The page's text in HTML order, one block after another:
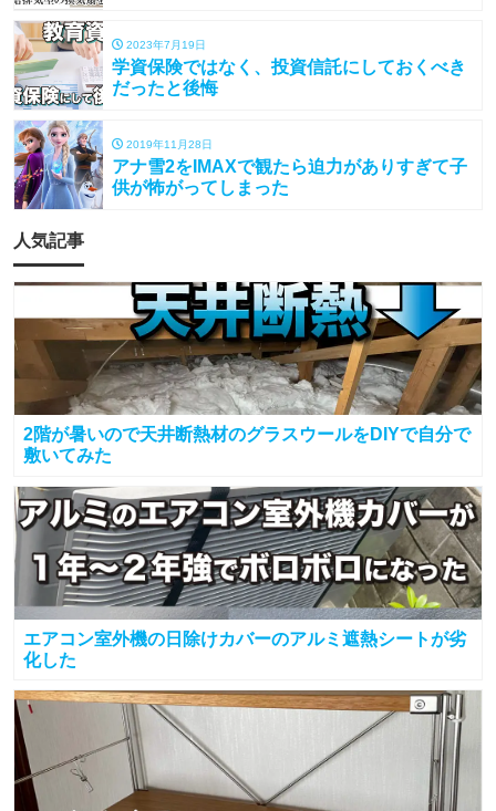
2023年7月19日
学資保険ではなく、投資信託にしておくべき
だったと後悔
2019年11月28日
アナ雪2をIMAXで観たら迫力がありすぎて子
供が怖がってしまった
人気記事
2階が暑いので天井断熱材のグラスウールをDIYで自分で
敷いてみた
エアコン室外機の日除けカバーのアルミ遮熱シートが劣
化した